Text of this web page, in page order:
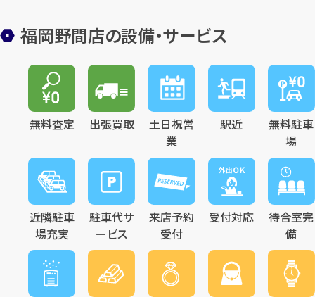
最短1分！今すぐ査定金額をお伝えいた
します
で無料査定
【総合受付】24時間・年中無休(年末年
メールで無料相談する
福岡野間店の設備・サービス
無料査定 出張買取
土日祝営
業
駅近
無料駐車
場
近隣駐車
場充実
駐車代サ
ービス
来店予約
受付
受付対応
待合室完
備